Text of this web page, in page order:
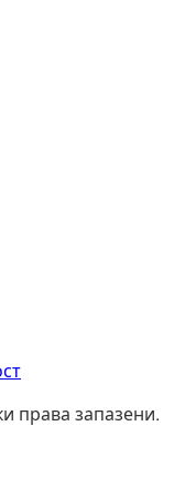
права запазени.